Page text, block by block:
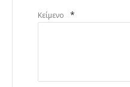
Κείμενο *